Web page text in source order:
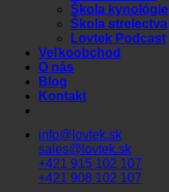
Škola kynológie
Škola strelectva
Lovtek Podcast
Veľkoobchod
O nás
Blog
Kontakt
info@lovtek.sk
sales@lovtek.sk
+421 915 102 107
+421 908 102 107